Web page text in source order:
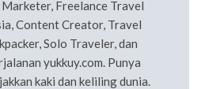
Freelance Travel
Content Creator, Travel
Solo Traveler, dan
yukkuy.com. Punya
kaki dan keliling dunia.